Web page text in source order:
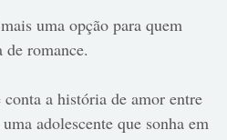
uma opção para quem
de romance.
a história de amor entre
adolescente que sonha em